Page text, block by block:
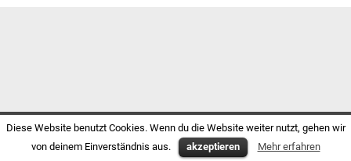
Diese Website benutzt Cookies. Wenn du die Website weiter nutzt, gehen wir
von deinem Einverständnis aus.
akzeptieren Mehr erfahren